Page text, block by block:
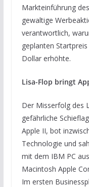
Markteinführung
gewaltige
verantwortlich,
geplanten
Dollar erhöhte.
Lisa-Flop bringt
Der Misserfolg des
gefährliche
Apple II, bot
Technologie und
mit dem IBM PC
Macintosh Apple
Im ersten